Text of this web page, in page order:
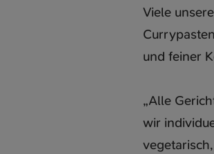
Viele
und feiner
„Alle
wir